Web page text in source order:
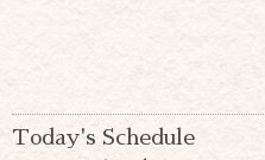
Today's Schedule